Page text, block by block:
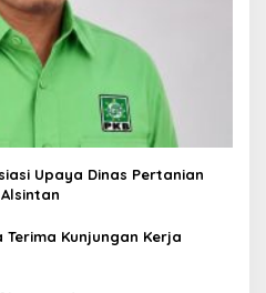
Upaya Dinas Pertanian
Kunjungan Kerja